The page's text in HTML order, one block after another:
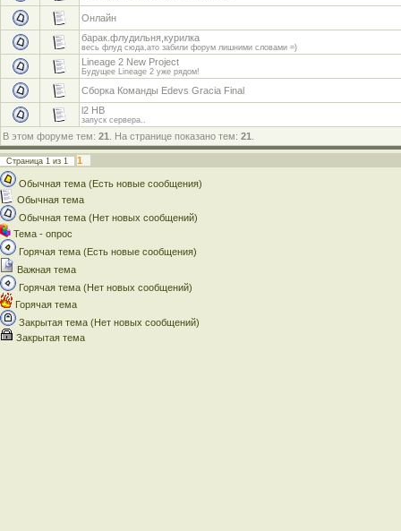
Онлайн
барак.флудильня,курилка
весь флуд сюда,ато забили форум лишними словами =)
Lineage 2 New Project
Будущее Lineage 2 уже рядом!
Сборка Команды Edevs Gracia Final
l2 HB
запуск сервера..
В этом форуме тем: 21 . На странице показано тем: 21
Страница 1 из 1 1
Обычная тема (Есть новые сообщения)
Обычная тема
Обычная тема (Нет новых сообщений)
Тема - опрос
Горячая тема (Есть новые сообщения)
Важная тема
Горячая тема (Нет новых сообщений)
Горячая тема
Закрытая тема (Нет новых сообщений)
Закрытая тема